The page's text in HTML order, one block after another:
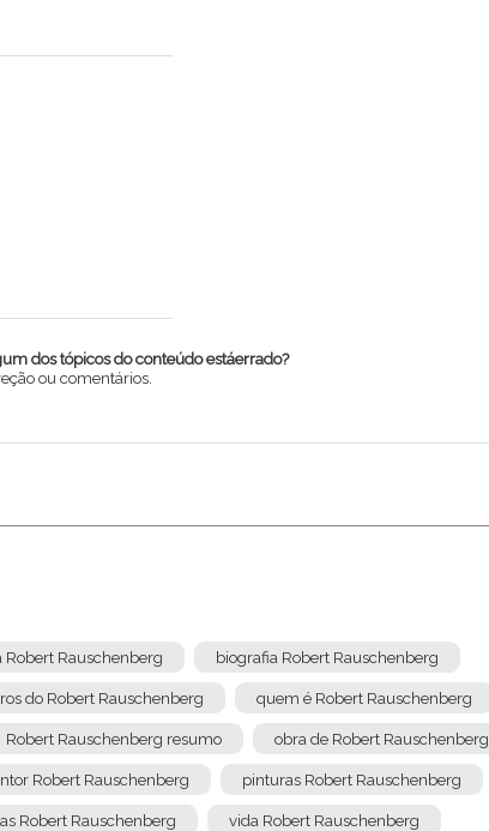
dos tópicos do conteúdo estáerrado?
ou comentários.
Enviar
Robert Rauschenberg biografia Robert Rauschenberg
do Robert Rauschenberg quem é Robert Rauschenberg
Robert Rauschenberg resumo obra de Robert Rauschenberg
Robert Rauschenberg pinturas Robert Rauschenberg
Robert Rauschenberg vida Robert Rauschenberg